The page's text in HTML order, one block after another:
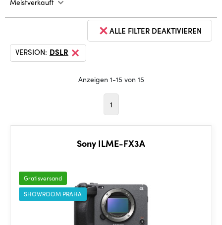
Meistverkauft
ALLE FILTER DEAKTIVIEREN
VERSION: DSLR
Anzeigen 1-15 von 15
1
Sony ILME-FX3A
Gratisversand
SHOWROOM PRAHA